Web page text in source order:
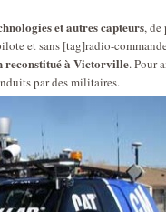
et autres capteurs, de
et sans [tag]radio-
reconstitué à Victorville. Pour
par des militaires.